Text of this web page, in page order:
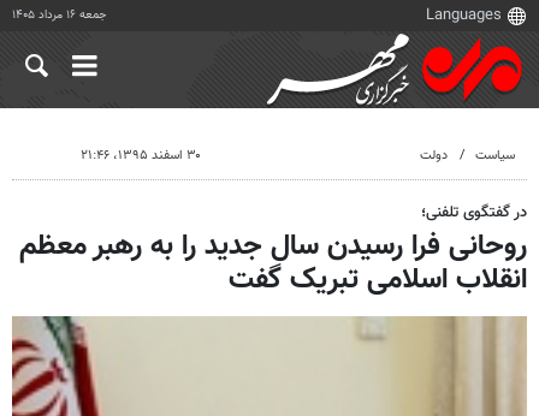
جمعه ۱۶ مرداد ۱۴۰۵
سیاست دولت ۳۰ اسفند ۱۳۹۵، ۲۱:۴۶
در گفتگوی تلفنی؛
روحانی فرا رسیدن سال جدید را به رهبر معظم
انقلاب اسلامی تبریک گفت